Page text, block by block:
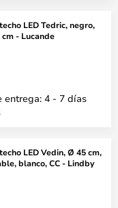
LED Tedric, negro,
- Lucande
entrega: 4 - 7 días
LED Vedin, Ø 45 cm,
blanco, CC - Lindby